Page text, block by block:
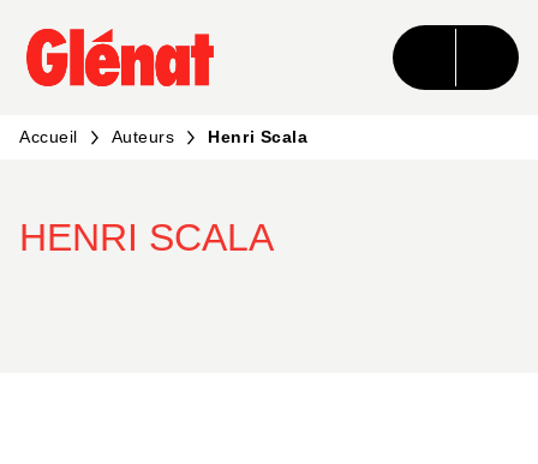
MENU RECHERCHE CONTENU
PIED DE PAGE
Accueil Auteurs Henri Scala
HENRI SCALA